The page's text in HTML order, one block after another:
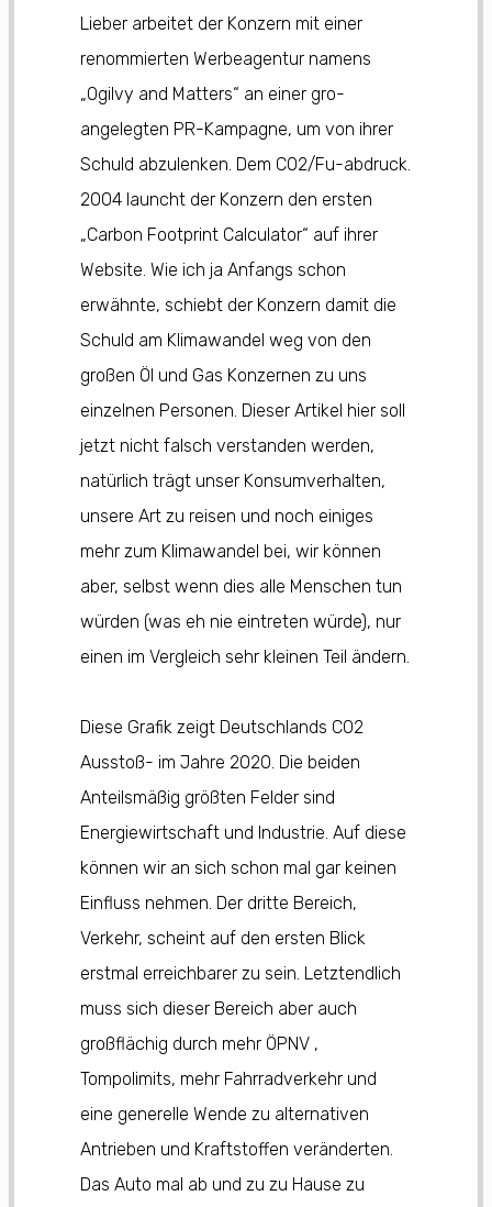
Lieber arbeitet der Konzern mit einer
renommierten Werbeagentur namens
„Ogilvy and Matters“ an einer gro-
angelegten PR-Kampagne, um von ihrer
Schuld abzulenken. Dem CO2/Fu-abdruck.
2004 launcht der Konzern den ersten
„Carbon Footprint Calculator“ auf ihrer
Website. Wie ich ja Anfangs schon
erwähnte, schiebt der Konzern damit die
Schuld am Klimawandel weg von den
großen Öl und Gas Konzernen zu uns
einzelnen Personen. Dieser Artikel hier soll
jetzt nicht falsch verstanden werden,
natürlich trägt unser Konsumverhalten,
unsere Art zu reisen und noch einiges
mehr zum Klimawandel bei, wir können
aber, selbst wenn dies alle Menschen tun
würden (was eh nie eintreten würde), nur
einen im Vergleich sehr kleinen Teil ändern.
Diese Grafik zeigt Deutschlands CO2
Ausstoß- im Jahre 2020. Die beiden
Anteilsmäßig größten Felder sind
Energiewirtschaft und Industrie. Auf diese
können wir an sich schon mal gar keinen
Einfluss nehmen. Der dritte Bereich,
Verkehr, scheint auf den ersten Blick
erstmal erreichbarer zu sein. Letztendlich
muss sich dieser Bereich aber auch
großflächig durch mehr ÖPNV ,
Tompolimits, mehr Fahrradverkehr und
eine generelle Wende zu alternativen
Antrieben und Kraftstoffen veränderten.
Das Auto mal ab und zu zu Hause zu